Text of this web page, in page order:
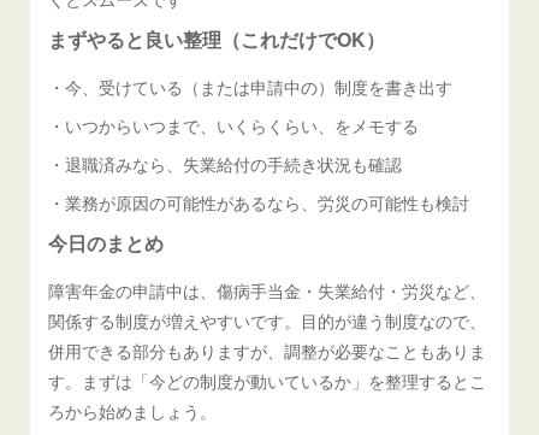
まずやると良い整理（これだけでOK）
・今、受けている（または申請中の）制度を書き出す
・いつからいつまで、いくらくらい、をメモする
・退職済みなら、失業給付の手続き状況も確認
・業務が原因の可能性があるなら、労災の可能性も検討
今日のまとめ
障害年金の申請中は、傷病手当金・失業給付・労災など、
関係する制度が増えやすいです。目的が違う制度なので、
併用できる部分もありますが、調整が必要なこともありま
す。まずは「今どの制度が動いているか」を整理するとこ
ろから始めましょう。